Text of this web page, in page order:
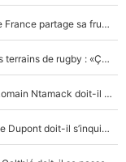
Mis de côté par Fabien Galthié, un joueur du XV de France partage sa frustration : «ils ne me l’ont pas dit tout de suite»
La raison d'être de Matthieu Jalibert en dehors des terrains de rugby : «Ça m'atteint autant que si tu touches à un membre de ma famille»
XV de France - Matthieu Jalibert a tout changé : Romain Ntamack doit-il s’inquiéter pour sa place à un an de la Coupe du monde ?
«Le XV de France est meilleur avec Lucu» : Antoine Dupont doit-il s’inquiéter pour sa place ?